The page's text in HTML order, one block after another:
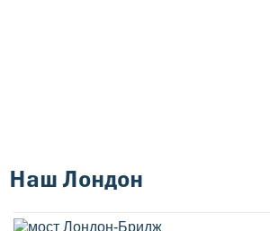
Вы здесь
Наш Лондон